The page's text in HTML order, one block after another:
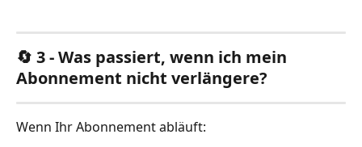
🔄 3 - Was passiert, wenn ich mein
Abonnement nicht verlängere?
Wenn Ihr Abonnement abläuft: